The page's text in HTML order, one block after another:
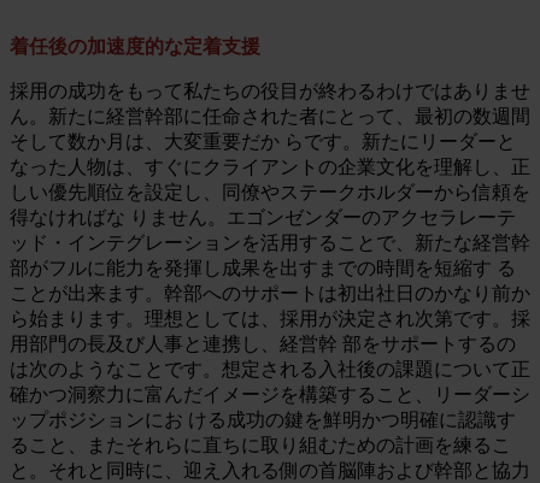
着任後の加速度的な定着支援
採用の成功をもって私たちの役目が終わるわけではありませ
ん。新たに経営幹部に任命された者にとって、最初の数週間
そして数か月は、大変重要だか らです。新たにリーダーと
なった人物は、すぐにクライアントの企業文化を理解し、正
しい優先順位を設定し、同僚やステークホルダーから信頼を
得なければな りません。エゴンゼンダーのアクセラレーテ
ッド・インテグレーションを活用することで、新たな経営幹
部がフルに能力を発揮し成果を出すまでの時間を短縮す る
ことが出来ます。幹部へのサポートは初出社日のかなり前か
ら始まります。理想としては、採用が決定され次第です。採
用部門の長及び人事と連携し、経営幹 部をサポートするの
は次のようなことです。想定される入社後の課題について正
確かつ洞察力に富んだイメージを構築すること、リーダーシ
ップポジションにお ける成功の鍵を鮮明かつ明確に認識す
ること、またそれらに直ちに取り組むための計画を練るこ
と。それと同時に、迎え入れる側の首脳陣および幹部と協力